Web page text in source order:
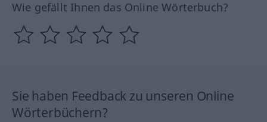
Wie gefällt Ihnen das Online Wörterbuch?
Sie haben Feedback zu unseren Online
Wörterbüchern?